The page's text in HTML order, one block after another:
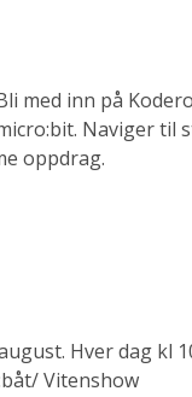
med inn på
Naviger til
oppdrag.
Hver dag kl
Vitenshow